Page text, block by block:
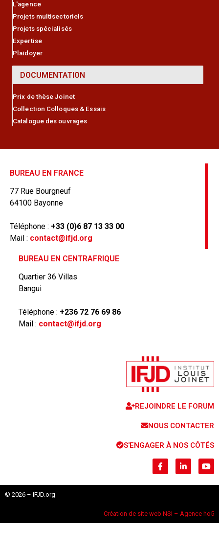
L'agence
Projets multisectoriels
Projets spécialisés
Expertise
Plaidoyer
DOCUMENTATION
Prix de thèse Joinet
Collection Colloques & Essais
Catalogue des ouvrages
BUREAU EN FRANCE
77 Rue Bourgneuf
64100 Bayonne
Téléphone : +33 (0)6 87 13 33 00
Mail : contact@ifjd.org
BUREAU EN CENTRAFRIQUE
Quartier 36 Villas
Bangui
Téléphone : +236 72 76 69 86
Mail : contact@ifjd.org
REJOINDRE LE FORUM
NOUS CONTACTER
S'ENGAGER À NOS CÔTÉS
© 2026 – IFJD.org
Création de site web NSI – Agence ho5